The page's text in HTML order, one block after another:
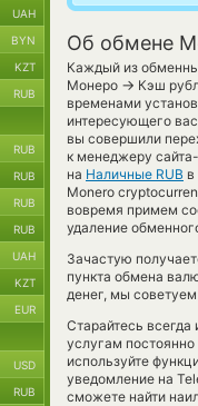
Об обмене
Каждый из
Монеро → Кэш
временами
интересующего
вы совершили
к менеджеру
на Наличные RUB
Monero
вовремя примем
удаление
Зачастую
пункта обмена
денег, мы советуем
Старайтесь всегда
услугам
используйте
уведомление на
сможете найти
UAH
BYN
KZT
RUB
RUB
RUB
RUB
RUB
UAH
KZT
EUR
USD
RUB